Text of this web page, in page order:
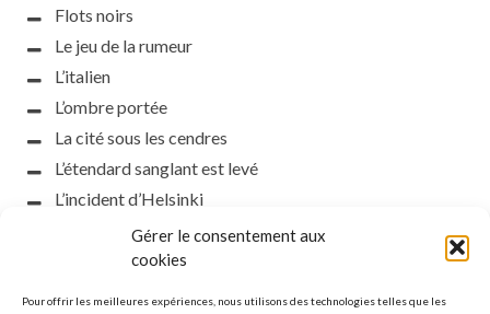
Gérer le consentement aux
cookies
Pour offrir les meilleures expériences, nous utilisons des technologies telles que les
Flots noirs
Le jeu de la rumeur
L’italien
L’ombre portée
La cité sous les cendres
L’étendard sanglant est levé
L’incident d’Helsinki
la petite fasciste
Toutes les nuances de la nuit